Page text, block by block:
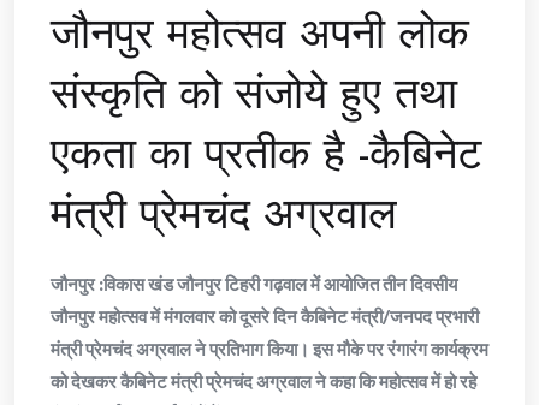
जौनपुर महोत्सव अपनी लोक
संस्कृति को संजोये हुए तथा
एकता का प्रतीक है -कैबिनेट
मंत्री प्रेमचंद अग्रवाल
जौनपुर :विकास खंड जौनपुर टिहरी गढ़वाल में आयोजित तीन दिवसीय
जौनपुर महोत्सव में मंगलवार को दूसरे दिन कैबिनेट मंत्री/जनपद प्रभारी
मंत्री प्रेमचंद अग्रवाल ने प्रतिभाग किया। इस मौके पर रंगारंग कार्यक्रम
को देखकर कैबिनेट मंत्री प्रेमचंद अग्रवाल ने कहा कि महोत्सव में हो रहे